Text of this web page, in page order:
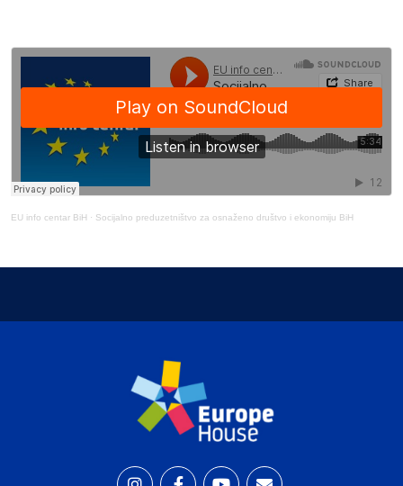
EU info centar BiH · Socijalno preduzetništvo za osnaženo društvo i ekonomiju BiH